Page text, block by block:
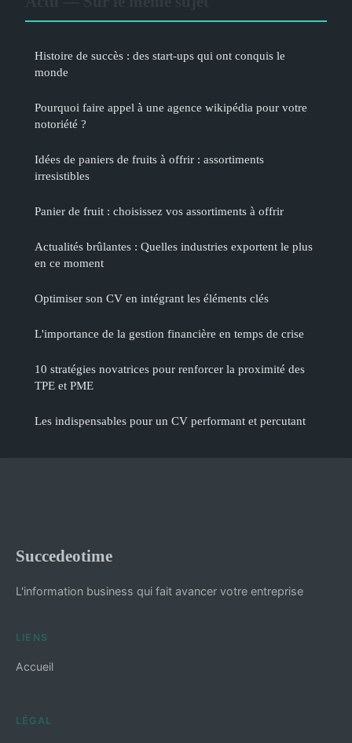
Histoire de succès : des start-ups qui ont conquis le
monde
Pourquoi faire appel à une agence wikipédia pour votre
notoriété ?
Idées de paniers de fruits à offrir : assortiments
irresistibles
Panier de fruit : choisissez vos assortiments à offrir
Actualités brûlantes : Quelles industries exportent le plus
en ce moment
Optimiser son CV en intégrant les éléments clés
L'importance de la gestion financière en temps de crise
10 stratégies novatrices pour renforcer la proximité des
TPE et PME
Les indispensables pour un CV performant et percutant
Succedeotime
L'information business qui fait avancer votre entreprise
LIENS
Accueil
LÉGAL